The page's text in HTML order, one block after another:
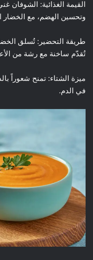
القيمة الغذائية: الشوفان
وتحسين الهضم، مع الخضار
طريقة التحضير: تُسلق
تُقدّم ساخنة مع رشة من
ميزة الشتاء: تمنح شعوراً
في الدم.